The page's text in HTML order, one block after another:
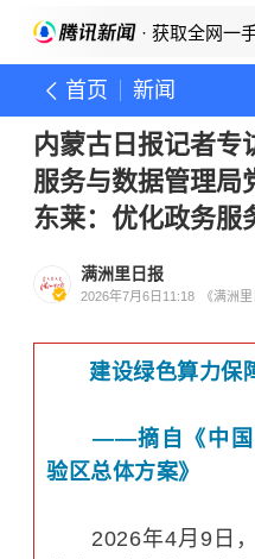
· 获取全网一
首页 新闻
内蒙古日报记者专
服务与数据管理局
东莱：优化政务服
满洲里日报
2026年7月6日11:18 《满洲
建设绿色算力保
——摘自《中国（
验区总体方案》
2026年4月9日，